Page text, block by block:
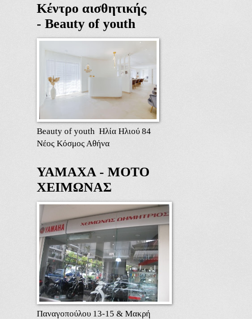
Κέντρο αισθητικής
- Beauty of youth
Beauty of youth Ηλία Ηλιού 84
Νέος Κόσμος Αθήνα
ΥΑΜΑΧΑ - ΜΟΤΟ
ΧΕΙΜΩΝΑΣ
Παναγοπούλου 13-15 & Μακρή